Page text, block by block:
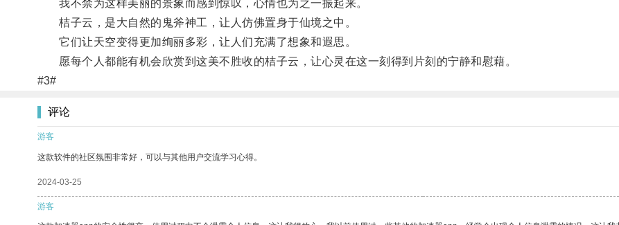
我不禁为这样美丽的景象而感到惊叹，心情也为之一振起来。
桔子云，是大自然的鬼斧神工，让人仿佛置身于仙境之中。
它们让天空变得更加绚丽多彩，让人们充满了想象和遐思。
愿每个人都能有机会欣赏到这美不胜收的桔子云，让心灵在这一刻得到片刻的宁静和慰藉。
#3#
评论
游客
这款软件的社区氛围非常好，可以与其他用户交流学习心得。
2024-03-25
游客